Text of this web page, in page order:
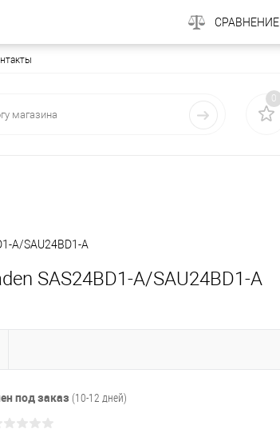
0
A/SAU24BD1-A
SAS24BD1-A/SAU24BD1-A
под заказ (10-12 дней)
СРАВНЕНИЕ